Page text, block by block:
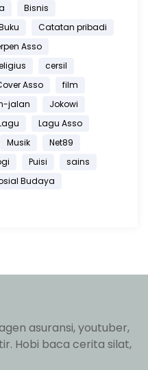
Bisnis
Catatan pribadi
Asso
cersil
Asso
film
jalan
Jokowi
Lagu Asso
Musik
Net89
Puisi
sains
Budaya
asuransi, youtuber,
Hobi baca cerita silat,